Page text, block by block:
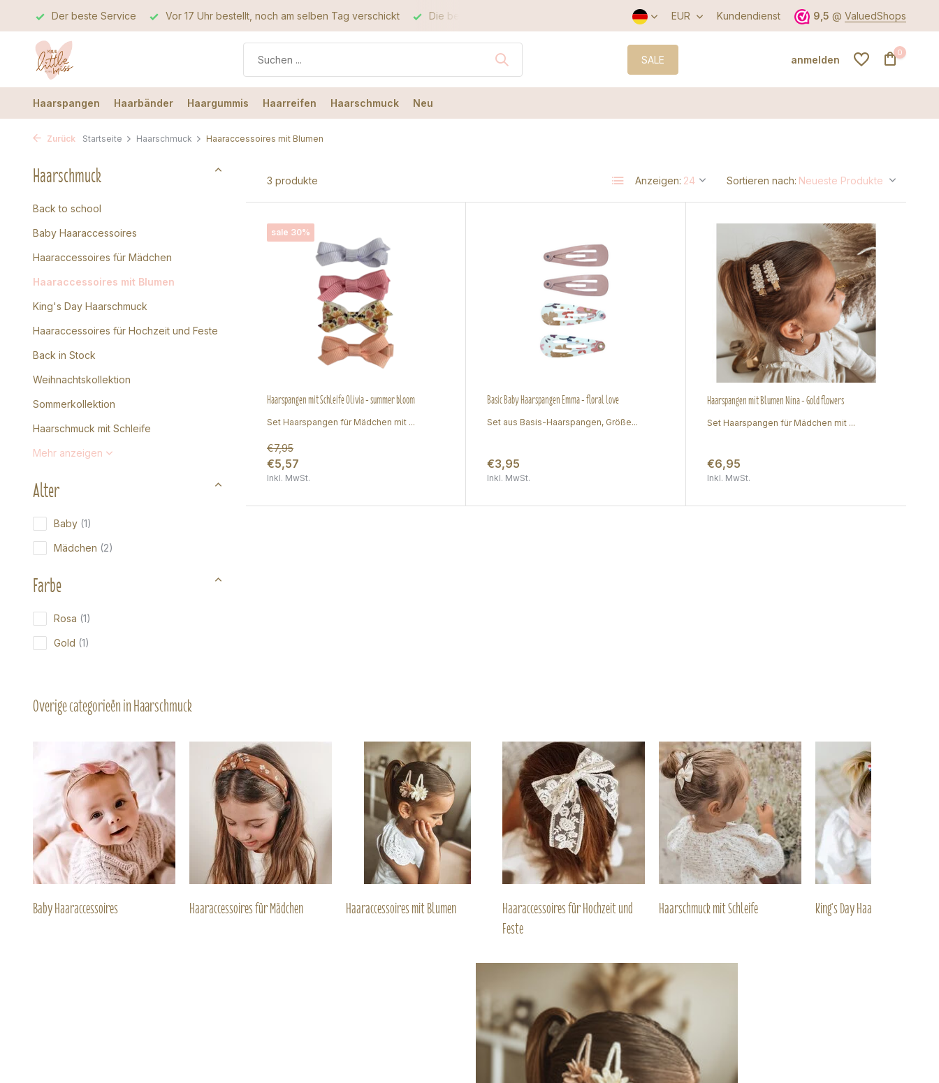
Der beste Service Vor 17 Uhr bestellt, noch am selben Tag verschickt Die beste Qualität EUR Kundendienst 9,5 @ ValuedShops
SALE anmelden
Benutzerkonto
0
Haarspangen Haarbänder Haargummis Haarreifen Haarschmuck Neu
Zurück Startseite Haarschmuck Haaraccessoires mit Blumen
Haarschmuck
Back to school
Baby Haaraccessoires
Haaraccessoires für Mädchen
Haaraccessoires mit Blumen
King's Day Haarschmuck
Haaraccessoires für Hochzeit und Feste
Back in Stock
Weihnachtskollektion
Sommerkollektion
Haarschmuck mit Schleife
Mehr anzeigen
Alter
Baby (1)
Mädchen (2)
Farbe
Rosa (1)
Gold (1)
3 produkte Anzeigen: Sortieren nach:
sale 30%
Haarspangen mit Schleife Olivia - summer bloom
Set Haarspangen für Mädchen mit ...
€7,95
€5,57
Inkl. MwSt.
Basic Baby Haarspangen Emma - floral love
Set aus Basis-Haarspangen, Größe...
€3,95
Inkl. MwSt.
Haarspangen mit Blumen Nina - Gold flowers
Set Haarspangen für Mädchen mit ...
€6,95
Inkl. MwSt.
Overige categorieën in Haarschmuck
Baby Haaraccessoires Haaraccessoires für Mädchen Haaraccessoires mit Blumen Haaraccessoires für Hochzeit und
Feste
Haarschmuck mit Schleife King's Day Haarschmuck